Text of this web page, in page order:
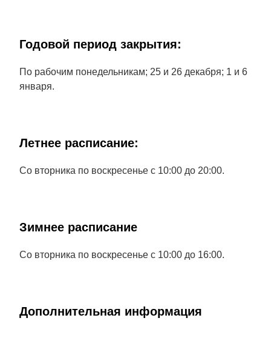
Годовой период закрытия:
По рабочим понедельникам; 25 и 26 декабря; 1 и 6
января.
Летнее расписание:
Со вторника по воскресенье с 10:00 до 20:00.
Зимнее расписание
Со вторника по воскресенье с 10:00 до 16:00.
Дополнительная информация